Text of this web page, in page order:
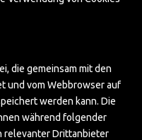
die gemeinsam mit den
und vom Webbrowser auf
werden kann. Die
während folgender
relevanter Drittanbieter